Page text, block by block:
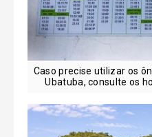
Caso precise utilizar os
Ubatuba, consulte os